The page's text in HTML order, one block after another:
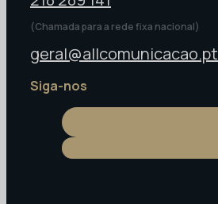
(Chamada para a rede fixa nacional)
geral@allcomunicacao.pt
Siga-nos